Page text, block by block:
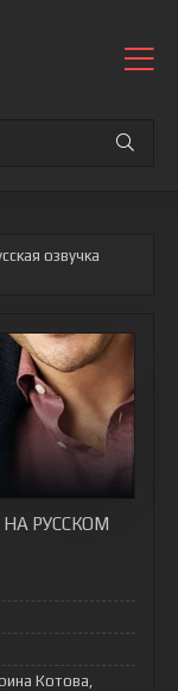
озвучка
РУССКОМ
Котова,